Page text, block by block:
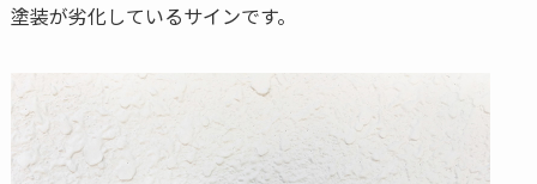
塗装が劣化しているサインです。